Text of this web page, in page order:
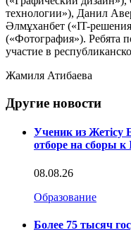
технологии»), Данил
Әлмұханбет («IT-
(«Фотография»). Ребята
участие в
Жамиля Атибаева
Другие новости
Ученик из Жетісу
отборе на сборы к
08.08.26
Образование
Более 75 тысяч